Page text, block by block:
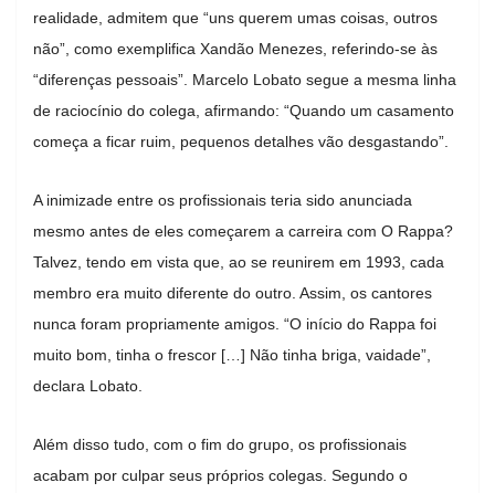
realidade, admitem que “uns querem umas coisas, outros
não”, como exemplifica Xandão Menezes, referindo-se às
“diferenças pessoais”. Marcelo Lobato segue a mesma linha
de raciocínio do colega, afirmando: “Quando um casamento
começa a ficar ruim, pequenos detalhes vão desgastando”.
A inimizade entre os profissionais teria sido anunciada
mesmo antes de eles começarem a carreira com O Rappa?
Talvez, tendo em vista que, ao se reunirem em 1993, cada
membro era muito diferente do outro. Assim, os cantores
nunca foram propriamente amigos. “O início do Rappa foi
muito bom, tinha o frescor […] Não tinha briga, vaidade”,
declara Lobato.
Além disso tudo, com o fim do grupo, os profissionais
acabam por culpar seus próprios colegas. Segundo o